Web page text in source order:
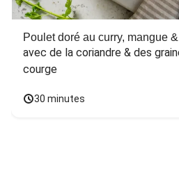
Poulet doré au curry, mangue
avec de la coriandre & des
courge
30 minutes